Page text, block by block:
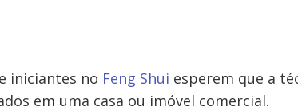
iniciantes no Feng Shui esperem que a
em uma casa ou imóvel comercial.